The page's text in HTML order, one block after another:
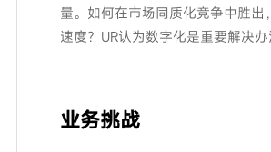
量。如何在市场同质化竞争中胜出
速度？UR认为数字化是重要解决办
业务挑战